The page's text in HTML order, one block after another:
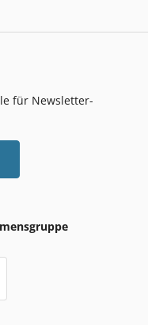
für Newsletter-